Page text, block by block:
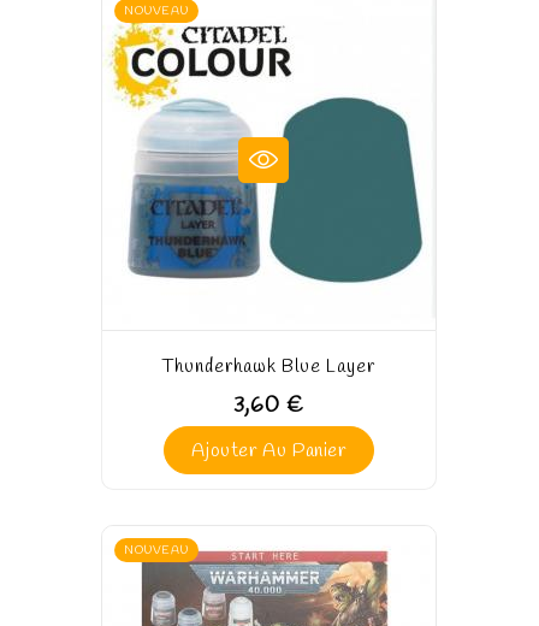
NOUVEAU
Thunderhawk Blue Layer
3,60 €
Ajouter Au Panier
NOUVEAU